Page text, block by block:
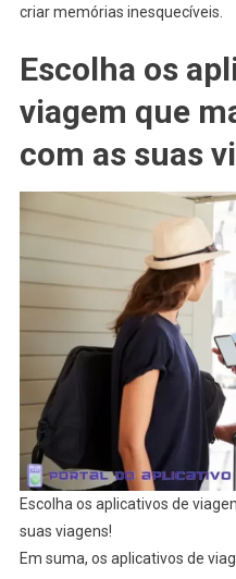
criar memórias inesquecíveis.
Escolha os
viagem que
com as suas
Escolha os aplicativos de
suas viagens!
Em suma, os aplicativos de